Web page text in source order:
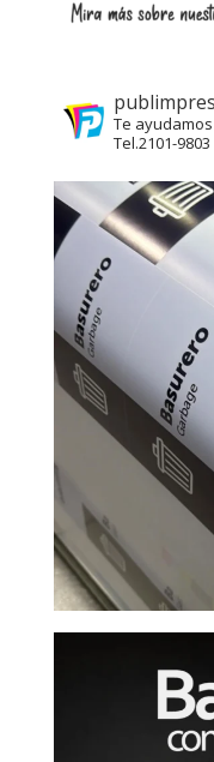
Te
Tel.2101-9803